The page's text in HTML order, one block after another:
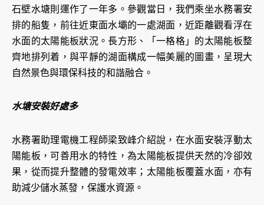
石壁水塘則運作了一年多。參觀當日，我們乘坐水務署安
排的船隻，前往近東面水壩的一處湖面，近距離觀看浮在
水面的太陽能板狀況。長方形、「一格格」的太陽能板整
齊地排列着，與平靜的湖面構成一幅美麗的圖畫，呈現大
自然景色與環保科技的和諧融合。
水塘安裝好處多
水務署助理電機工程師梁致峰介紹說，在水面安裝浮動太
陽能板，可善用水的特性，為太陽能板提供天然的冷卻效
果，從而提升整體的發電效率；太陽能板覆蓋水面，亦有
助減少儲水蒸發，保護水資源。